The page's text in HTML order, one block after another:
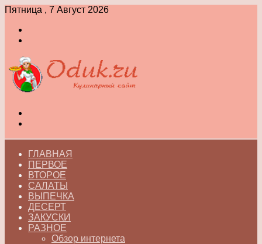
Пятница , 7 Август 2026
ГЛАВНАЯ
ПЕРВОЕ
ВТОРОЕ
САЛАТЫ
ВЫПЕЧКА
ДЕСЕРТ
ЗАКУСКИ
РАЗНОЕ
Обзор интернета